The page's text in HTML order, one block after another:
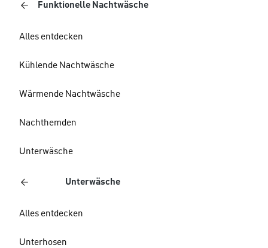
Funktionelle Nachtwäsche
Alles entdecken
Kühlende Nachtwäsche
Wärmende Nachtwäsche
Nachthemden
Unterwäsche
Unterwäsche
Alles entdecken
Unterhosen